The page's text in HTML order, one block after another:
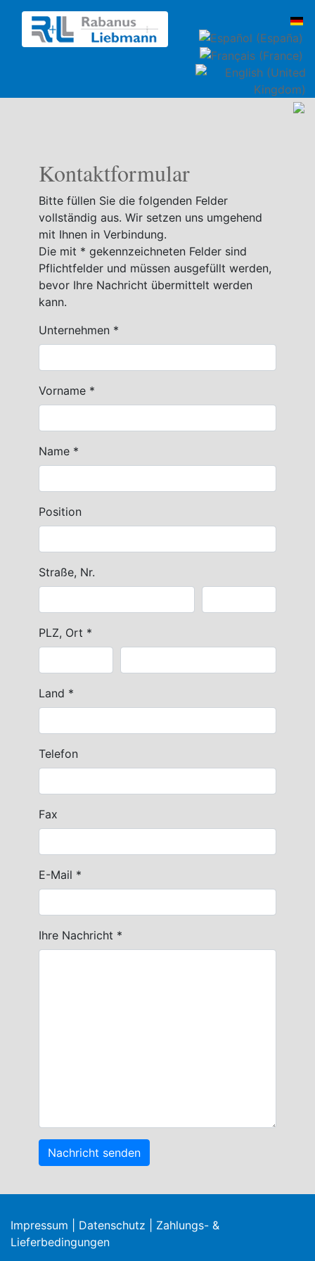
Kontaktformular
Bitte füllen Sie die folgenden Felder
vollständig aus. Wir setzen uns umgehend
mit Ihnen in Verbindung.
Die mit * gekennzeichneten Felder sind
Pflichtfelder und müssen ausgefüllt werden,
bevor Ihre Nachricht übermittelt werden
kann.
Unternehmen *
Vorname *
Name *
Position
Straße, Nr.
PLZ, Ort *
Land *
Telefon
Fax
E-Mail *
Ihre Nachricht *
Nachricht senden
Impressum Datenschutz
Zahlungs- &
Lieferbedingungen